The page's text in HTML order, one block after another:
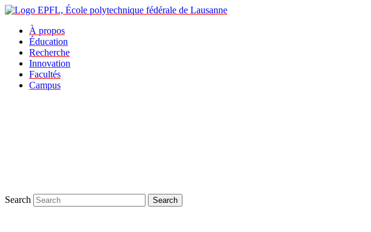
À propos
Éducation
Recherche
Innovation
Facultés
Campus
Search Search